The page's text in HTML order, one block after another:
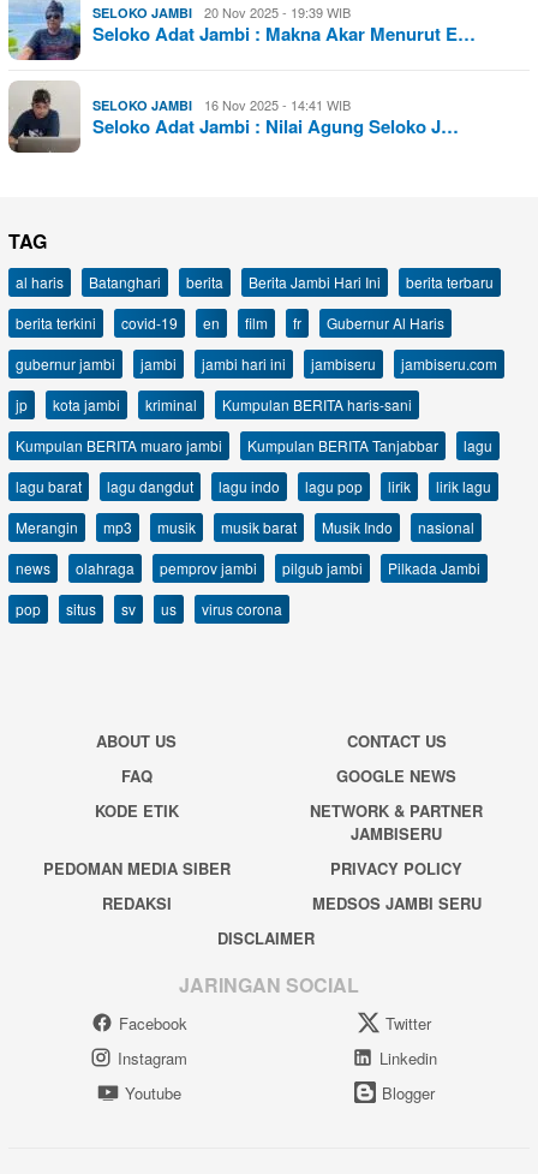
SELOKO JAMBI 20 Nov 2025 - 19:39 WIB
Seloko Adat Jambi : Makna Akar Menurut E…
SELOKO JAMBI 16 Nov 2025 - 14:41 WIB
Seloko Adat Jambi : Nilai Agung Seloko J…
TAG
al haris Batanghari berita Berita Jambi Hari Ini
berita terbaru
berita terkini
covid-19 en film fr
Gubernur Al Haris
gubernur jambi
jambi jambi hari ini jambiseru
jambiseru.com
jp
kota jambi kriminal
Kumpulan BERITA haris-sani
Kumpulan BERITA muaro jambi
Kumpulan BERITA Tanjabbar
lagu
lagu barat
lagu dangdut lagu indo lagu pop lirik
lirik lagu
Merangin
mp3 musik musik barat Musik Indo
nasional
news
olahraga pemprov jambi pilgub jambi
Pilkada Jambi
pop
situs sv us virus corona
ABOUT US
CONTACT US
FAQ
GOOGLE NEWS
KODE ETIK
NETWORK & PARTNER
JAMBISERU
PEDOMAN MEDIA SIBER
PRIVACY POLICY
REDAKSI
MEDSOS JAMBI SERU
DISCLAIMER
JARINGAN SOCIAL
Facebook
Twitter
Instagram
Linkedin
Youtube
Blogger